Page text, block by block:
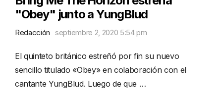
"Obey" junto a YungBlud
Redacción septiembre 2, 2020 5:54 pm
El quinteto británico estreñó por fin su nuevo
sencillo titulado «Obey» en colaboración con el
cantante YungBlud. Luego de que …